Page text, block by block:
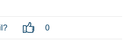
0